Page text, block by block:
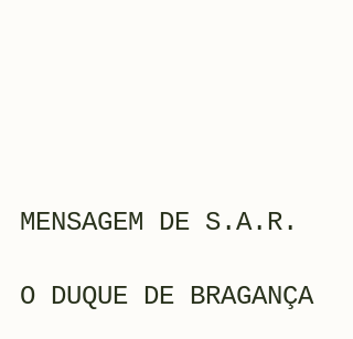
MENSAGEM DE S.A.R.
O DUQUE DE BRAGANÇA